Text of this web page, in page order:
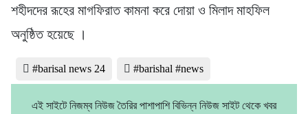
শহীদদের রূহের মাগফিরাত কামনা করে দোয়া ও মিলাদ মাহফিল
অনুষ্ঠিত হয়েছে ।
#barisal news 24 #barishal #news
এই সাইটে নিজম্ব নিউজ তৈরির পাশাপাশি বিভিন্ন নিউজ সাইট থেকে খবর